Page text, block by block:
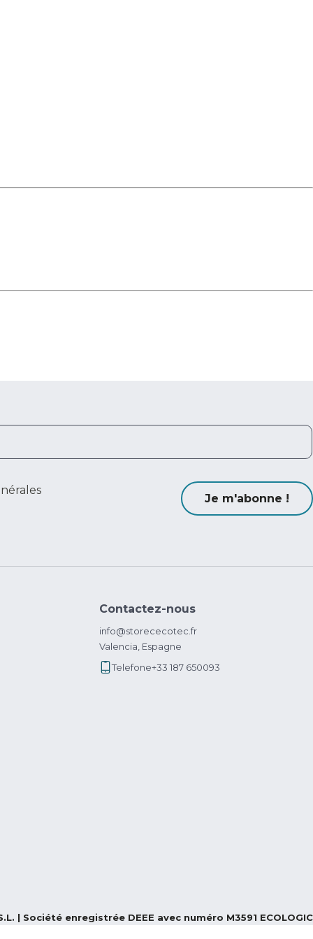
Je m'abonne !
Contactez-nous
info@storececotec.fr
Valencia, Espagne
Telefone+33 187 650093
| Société enregistrée DEEE avec numéro M3591 ECOLOGIC